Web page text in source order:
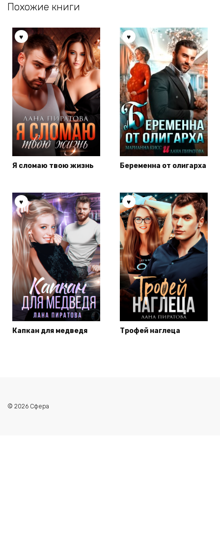
Похожие книги
Я сломаю твою жизнь Беременна от олигарха
Капкан для медведя Трофей наглеца
© 2026 Сфера